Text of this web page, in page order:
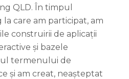
QLD. În timpul
care am participat, am
construirii de aplicații
și bazele
termenului de
și am creat, neașteptat